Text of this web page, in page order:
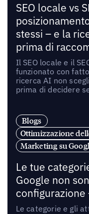
SEO locale vs
stessi – e la
prima di
Il SEO locale e il
funzionato con
ricerca AI non
prima di decidere
Blogs
Ottimizzazione
Marketing su
Le tue
Google non
Le categorie e gli